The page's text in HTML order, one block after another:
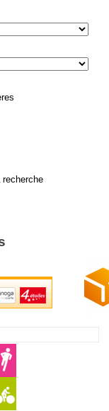
recherche